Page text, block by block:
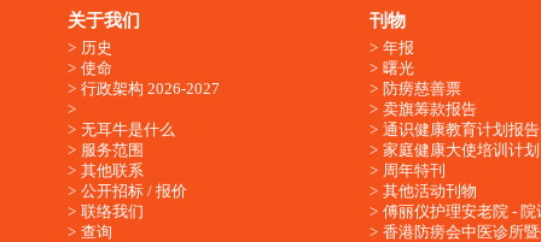
关于我们
历史
使命
行政架构 2026-2027
无耳牛是什么
服务范围
其他联系
公开招标 / 报价
联络我们
查询
刊物
年报
曙光
防痨慈善票
卖旗筹款报告
通识健康教育计划报告
家庭健康大使培训计划
周年特刊
其他活动刊物
傅丽仪护理安老院 - 院
香港防痨会中医诊所